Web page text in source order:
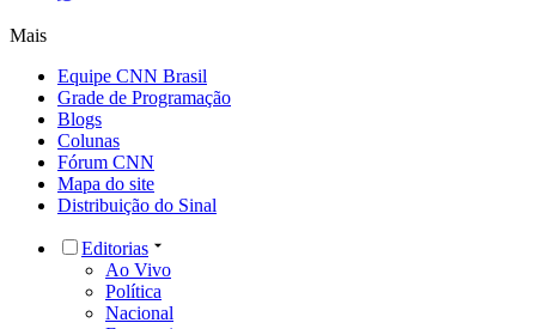
Mais
Equipe CNN Brasil
Grade de Programação
Blogs
Colunas
Fórum CNN
Mapa do site
Distribuição do Sinal
Editorias
Ao Vivo
Política
Nacional